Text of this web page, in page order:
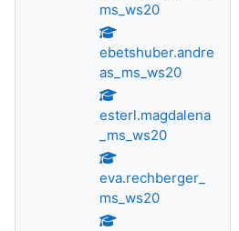
ms_ws20
ebetshuber.andre
as_ms_ws20
esterl.magdalena
_ms_ws20
eva.rechberger_
ms_ws20